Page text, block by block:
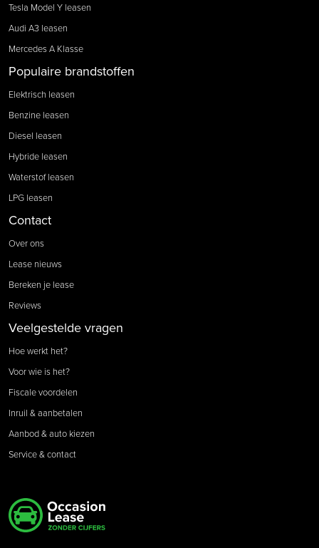
Tesla Model Y leasen
Audi A3 leasen
Mercedes A Klasse
Populaire brandstoffen
Elektrisch leasen
Benzine leasen
Diesel leasen
Hybride leasen
Waterstof leasen
LPG leasen
Contact
Over ons
Lease nieuws
Bereken je lease
Reviews
Veelgestelde vragen
Hoe werkt het?
Voor wie is het?
Fiscale voordelen
Inruil & aanbetalen
Aanbod & auto kiezen
Service & contact